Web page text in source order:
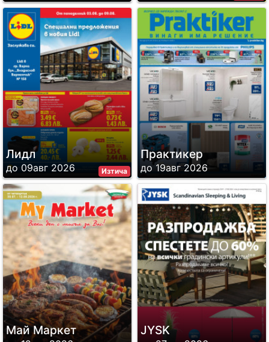
Изтича
Лидл
до 09авг 2026
Практикер
до 19авг 2026
Май Маркет JYSK